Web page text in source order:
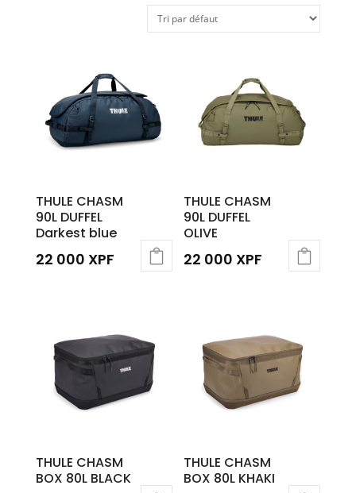
THULE CHASM
90L DUFFEL
Darkest blue
22 000 XPF
THULE CHASM
90L DUFFEL
OLIVE
22 000 XPF
THULE CHASM
BOX 80L BLACK
THULE CHASM
BOX 80L KHAKI